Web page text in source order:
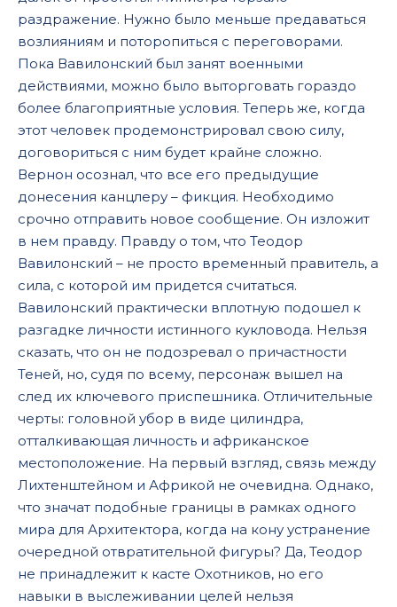
раздражение. Нужно было меньше предаваться
возлияниям и поторопиться с переговорами.
Пока Вавилонский был занят военными
действиями, можно было выторговать гораздо
более благоприятные условия. Теперь же, когда
этот человек продемонстрировал свою силу,
договориться с ним будет крайне сложно.
Вернон осознал, что все его предыдущие
донесения канцлеру – фикция. Необходимо
срочно отправить новое сообщение. Он изложит
в нем правду. Правду о том, что Теодор
Вавилонский – не просто временный правитель, а
сила, с которой им придется считаться.
Вавилонский практически вплотную подошел к
разгадке личности истинного кукловода. Нельзя
сказать, что он не подозревал о причастности
Теней, но, судя по всему, персонаж вышел на
след их ключевого приспешника. Отличительные
черты: головной убор в виде цилиндра,
отталкивающая личность и африканское
местоположение. На первый взгляд, связь между
Лихтенштейном и Африкой не очевидна. Однако,
что значат подобные границы в рамках одного
мира для Архитектора, когда на кону устранение
очередной отвратительной фигуры? Да, Теодор
не принадлежит к касте Охотников, но его
навыки в выслеживании целей нельзя